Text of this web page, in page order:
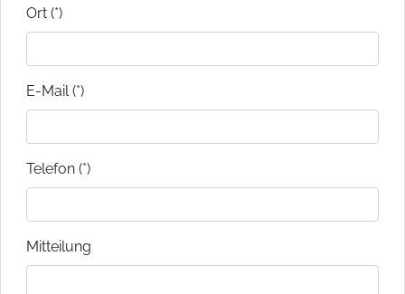
Ort (*)
E-Mail (*)
Telefon (*)
Mitteilung